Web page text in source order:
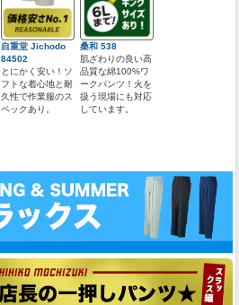
自重堂 Jichodo
84502
とにかく安い！ソ
フトな着心地と耐
久性で作業服のス
ペックあり。
桑和 538
肌ざわりの良い高
品質な綿100%ワ
ークパンツ！火を
扱う現場にも対応
しています。